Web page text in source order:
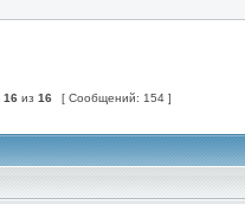
16 из 16 [ Сообщений: 154 ]